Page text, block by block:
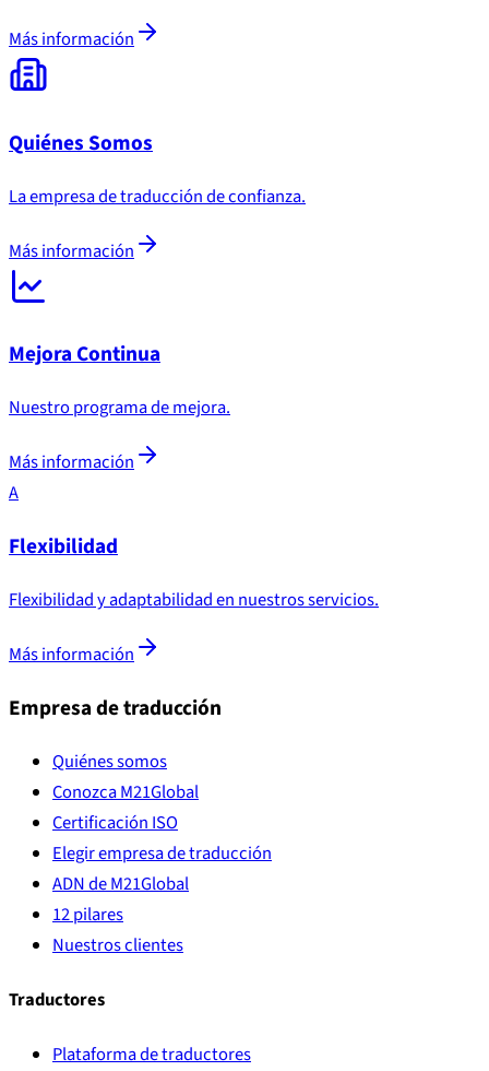
Más información
Quiénes Somos
La empresa de traducción de confianza.
Más información
Mejora Continua
Nuestro programa de mejora.
Más información
A
Flexibilidad
Flexibilidad y adaptabilidad en nuestros servicios.
Más información
Empresa de traducción
Quiénes somos
Conozca M21Global
Certificación ISO
Elegir empresa de traducción
ADN de M21Global
12 pilares
Nuestros clientes
Traductores
Plataforma de traductores